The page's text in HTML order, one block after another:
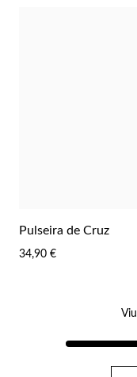
Pulseira de Cruz
34,90 €
Viu